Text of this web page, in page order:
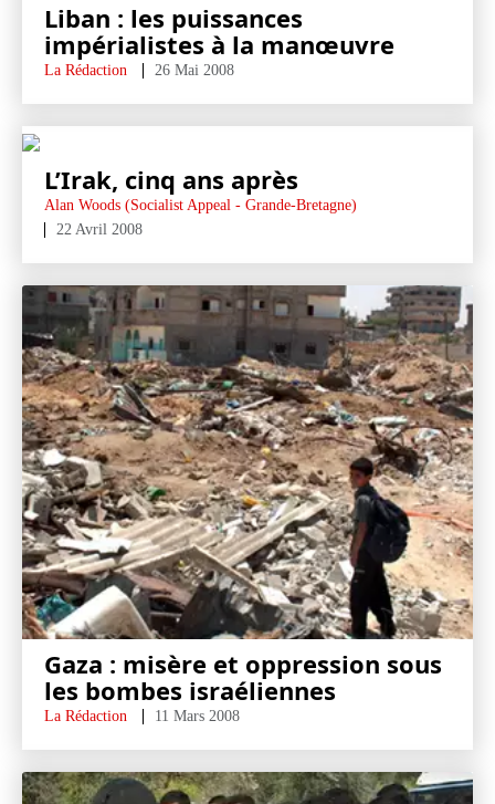
Liban : les puissances
impérialistes à la manœuvre
La Rédaction 26 Mai 2008
L’Irak, cinq ans après
Alan Woods (Socialist Appeal - Grande-Bretagne)
22 Avril 2008
Gaza : misère et oppression sous
les bombes israéliennes
La Rédaction 11 Mars 2008